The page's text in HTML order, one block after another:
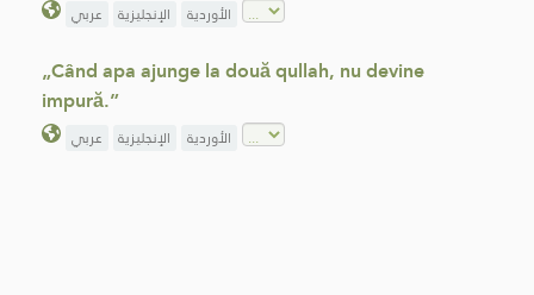
عربي الإنجليزية الأوردية
„Când apa ajunge la două qullah, nu devine
impură.”
عربي الإنجليزية الأوردية